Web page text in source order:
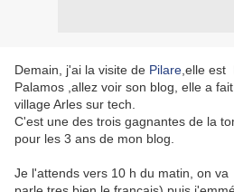
Demain, j'ai la visite de Pilare ,elle est
Palamos ,allez voir son blog, elle a
village Arles sur tech.
C'est une des trois gagnantes de la
pour les 3 ans de mon blog.
Je l'attends vers 10 h du matin, on